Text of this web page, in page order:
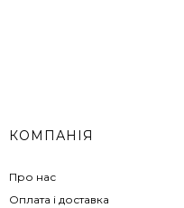
КОМПАНІЯ
Про нас
Оплата і доставка